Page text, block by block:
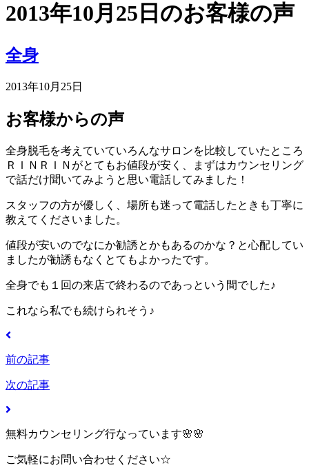
2013年10月25日のお客様の声
全身
2013年10月25日
お客様からの声
全身脱毛を考えていていろんなサロンを比較していたところ
ＲＩＮＲＩＮがとてもお値段が安く、まずはカウンセリング
で話だけ聞いてみようと思い電話してみました！
スタッフの方が優しく、場所も迷って電話したときも丁寧に
教えてくださいました。
値段が安いのでなにか勧誘とかもあるのかな？と心配してい
ましたが勧誘もなくとてもよかったです。
全身でも１回の来店で終わるのであっという間でした♪
これなら私でも続けられそう♪
前の記事
次の記事
無料カウンセリング行なっています🌸🌸
ご気軽にお問い合わせください☆